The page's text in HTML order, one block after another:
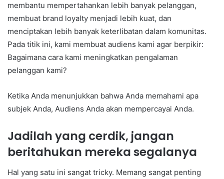
membantu mempertahankan lebih banyak pelanggan,
membuat brand loyalty menjadi lebih kuat, dan
menciptakan lebih banyak keterlibatan dalam komunitas.
Pada titik ini, kami membuat audiens kami agar berpikir:
Bagaimana cara kami meningkatkan pengalaman
pelanggan kami?
Ketika Anda menunjukkan bahwa Anda memahami apa
subjek Anda, Audiens Anda akan mempercayai Anda.
Jadilah yang cerdik, jangan
beritahukan mereka segalanya
Hal yang satu ini sangat tricky. Memang sangat penting